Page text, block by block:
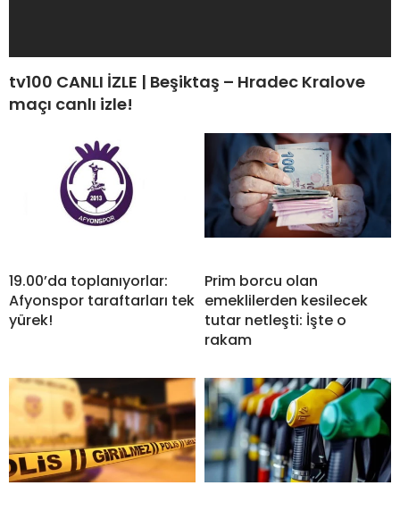
tv100 CANLI İZLE | Beşiktaş – Hradec Kralove
maçı canlı izle!
19.00’da toplanıyorlar:
Afyonspor taraftarları tek
yürek!
Prim borcu olan
emeklilerden kesilecek
tutar netleşti: İşte o
rakam